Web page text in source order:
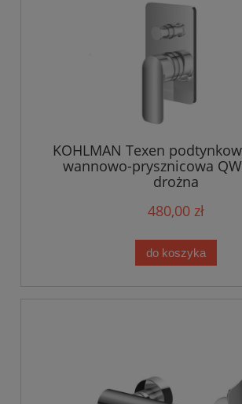
KOHLMAN Texen
wannowo-prysznicowa
drożna
480,00 zł
do koszyka